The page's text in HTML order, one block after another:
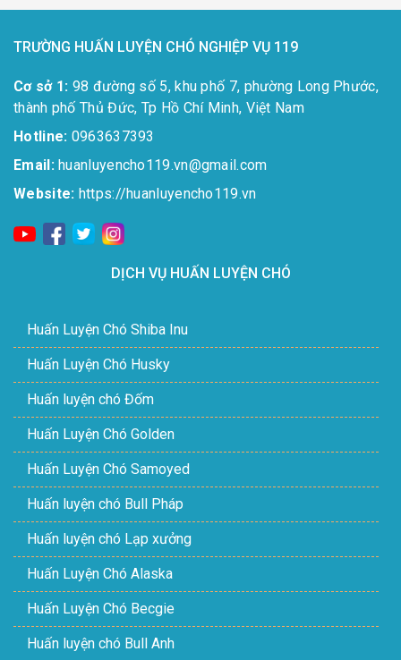
TRƯỜNG HUẤN LUYỆN CHÓ NGHIỆP VỤ 119
Cơ sở 1: 98 đường số 5, khu phố 7, phường Long Phước,
thành phố Thủ Đức, Tp Hồ Chí Minh, Việt Nam
Hotline: 0963637393​
Email:huanluyencho119.vn@gmail.com
Website: https://huanluyencho119.vn
DỊCH VỤ HUẤN LUYỆN CHÓ
Huấn Luyện Chó Shiba Inu
Huấn Luyện Chó Husky
Huấn luyện chó Đốm
Huấn Luyện Chó Golden
Huấn Luyện Chó Samoyed
Huấn luyện chó Bull Pháp
Huấn luyện chó Lạp xưởng
Huấn Luyện Chó Alaska
Huấn Luyện Chó Becgie
Huấn luyện chó Bull Anh